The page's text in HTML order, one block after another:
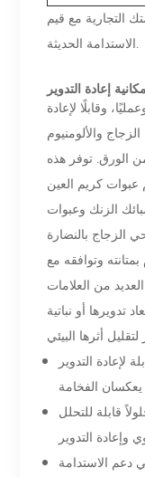
التجارية مع قيم
الاستدامة الحديثة.
إعادة التدوير
وقابلًا لإعادة
والألومنيوم
الورق. توفر هذه
عبوات كريم العين
الزنك وعبوات
الزجاج بالنضارة
بمتانته وتوافقه مع
من العلامات
تدويرها أو نباتية
لإعادة التدوير
قابلة للتحلل
دعم الاستدامة